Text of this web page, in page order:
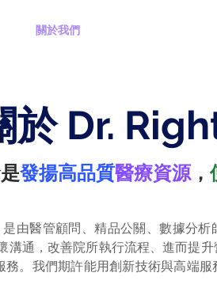
關於我們
於 Dr.
發揚高品質醫療資源，
是由醫管顧問、精品公關、數據分析
溝通，改善院所執行流程、進而提
務。我們期許能用創新技術與高端